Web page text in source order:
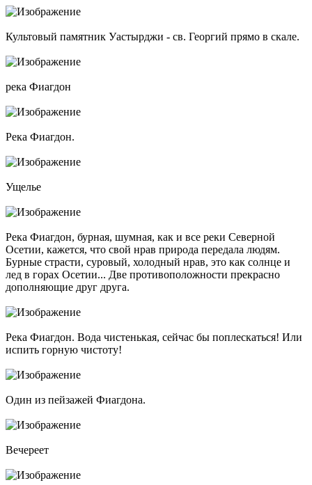
Культовый памятник Уастырджи - св. Георгий прямо в скале.
река Фиагдон
Река Фиагдон.
Ущелье
Река Фиагдон, бурная, шумная, как и все реки Северной
Осетии, кажется, что свой нрав природа передала людям.
Бурные страсти, суровый, холодный нрав, это как солнце и
лед в горах Осетии... Две противоположности прекрасно
дополняющие друг друга.
Река Фиагдон. Вода чистенькая, сейчас бы поплескаться! Или
испить горную чистоту!
Один из пейзажей Фиагдона.
Вечереет